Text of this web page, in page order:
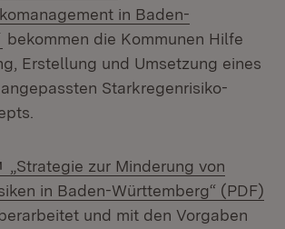
in Baden-
(Öffnet in neuem Fenster)
bekommen die Kommunen Hilfe
Erstellung und Umsetzung eines
Starkregenrisiko-
Extern:
„Strategie zur Minderung von
in Baden-Württemberg“ (PDF)
Fenster)und mit den Vorgaben